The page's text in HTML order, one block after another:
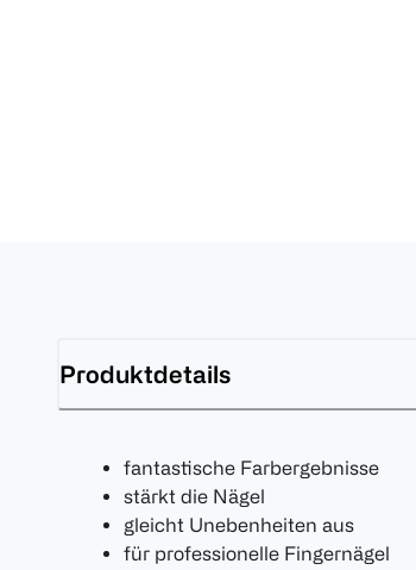
Produktdetails
fantastische Farbergebnisse
stärkt die Nägel
gleicht Unebenheiten aus
für professionelle Fingernägel